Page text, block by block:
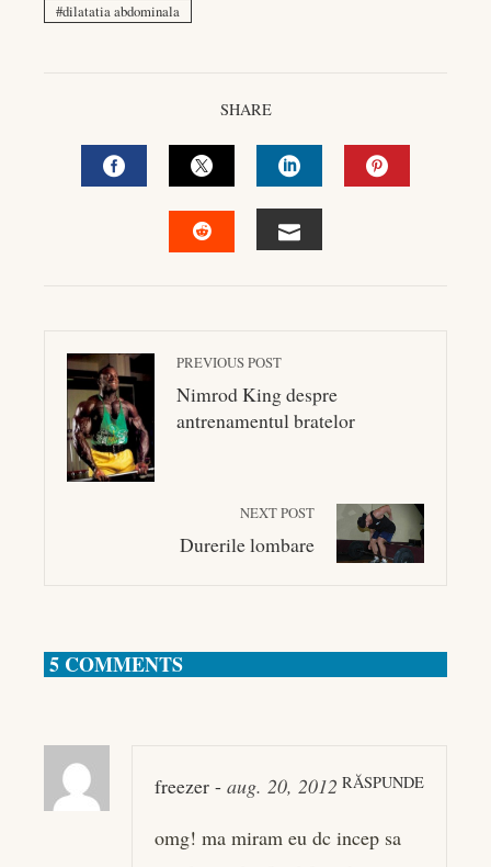
dilatatia abdominala
SHARE
FACEBOOKTWITTERLINKEDIN
PREVIOUS POST
Nimrod King despre
antrenamentul bratelor
NEXT POST
Durerile lombare
5 COMMENTS
freezer - aug. 20, 2012 RĂSPUNDE
omg! ma miram eu dc incep sa